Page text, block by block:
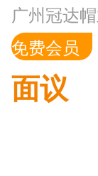
广州冠达
免费会员
面议